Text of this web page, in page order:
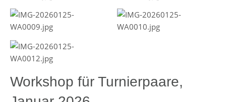
Workshop für Turnierpaare,